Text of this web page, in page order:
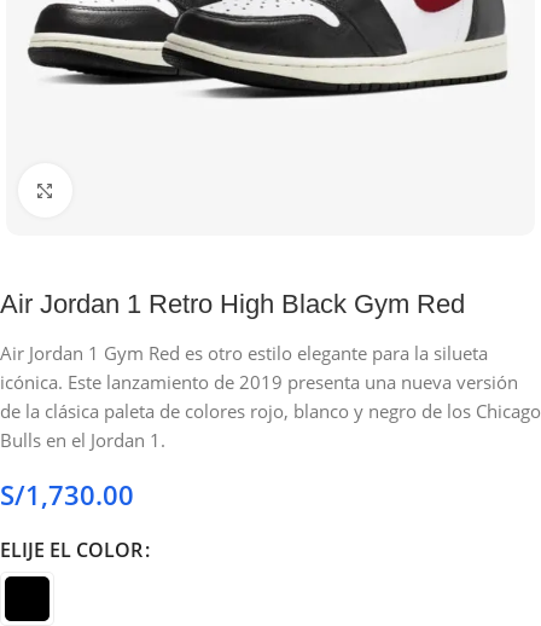
Air Jordan 1 Retro High Black Gym Red
Air Jordan 1 Gym Red es otro estilo elegante para la silueta
icónica. Este lanzamiento de 2019 presenta una nueva versión
de la clásica paleta de colores rojo, blanco y negro de los Chicago
Bulls en el Jordan 1.
S/1,730.00
ELIJE EL COLOR